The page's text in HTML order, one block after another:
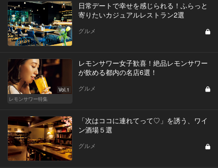
日常デートで幸せを感じられる！ふらっと
寄りたいカジュアルレストラン2選
グルメ
Vol.1
レモンサワー特集
レモンサワー女子歓喜！絶品レモンサワー
が飲める都内の名店6選！
グルメ
「次はココに連れてって♡」を誘う、ワイ
ン酒場５選
グルメ